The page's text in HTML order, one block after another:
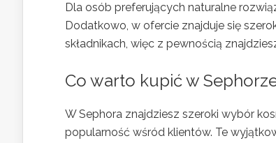
Dla osób preferujących naturalne
Dodatkowo, w ofercie znajduje się
składnikach, więc z pewnością
Co warto kupić w
W Sephora znajdziesz szeroki wybór
popularność wśród klientów. Te